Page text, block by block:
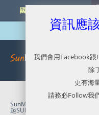
國外網購最新資訊
SunMarket 代購．代運．代寄
起SUMMER SALE
資訊應
我們會用Facebook跟
除
更有海
請務必Follow我